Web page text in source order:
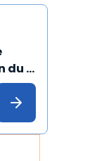
du
un